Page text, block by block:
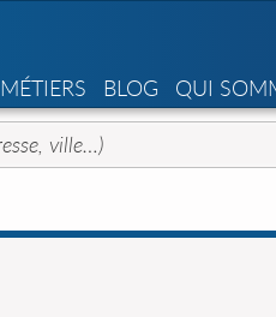
MÉTIERS BLOG QUI